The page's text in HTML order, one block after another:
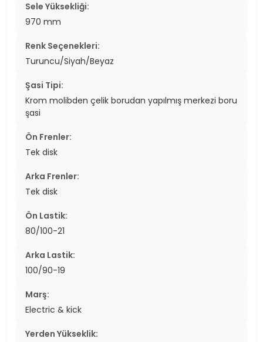
Sele Yüksekliği:
970 mm
Renk Seçenekleri:
Turuncu/Siyah/Beyaz
Şasi Tipi:
Krom molibden çelik borudan yapılmış merkezi boru
şasi
Ön Frenler:
Tek disk
Arka Frenler:
Tek disk
Ön Lastik:
80/100-21
Arka Lastik:
100/90-19
Marş:
Electric & kick
Yerden Yükseklik: